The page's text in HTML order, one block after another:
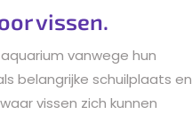
vissen.
vanwege hun
belangrijke schuilplaats en
vissen zich kunnen